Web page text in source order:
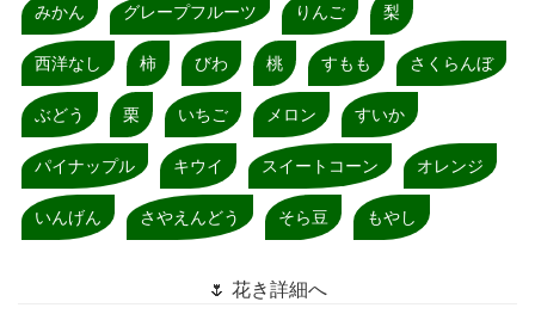
みかん グレープフルーツ りんご 梨
西洋なし 柿 びわ 桃 すもも さくらんぼ
ぶどう 栗 いちご メロン すいか
パイナップル キウイ スイートコーン オレンジ
いんげん さやえんどう そら豆 もやし
🌷 花き詳細へ